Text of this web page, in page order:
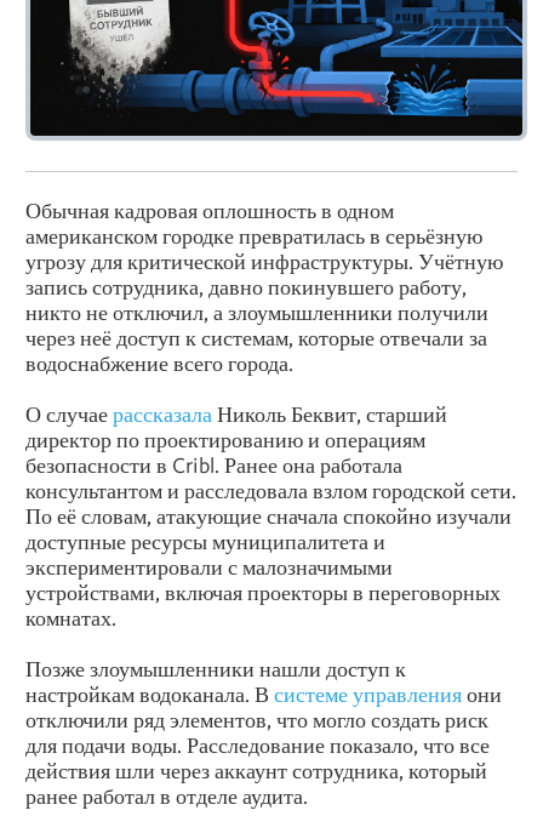
Обычная кадровая оплошность в одном
американском городке превратилась в серьёзную
угрозу для критической инфраструктуры. Учётную
запись сотрудника, давно покинувшего работу,
никто не отключил, а злоумышленники получили
через неё доступ к системам, которые отвечали за
водоснабжение всего города.
О случаерассказалаНиколь Беквит, старший
директор по проектированию и операциям
безопасности в Cribl. Ранее она работала
консультантом и расследовала взлом городской сети.
По её словам, атакующие сначала спокойно изучали
доступные ресурсы муниципалитета и
экспериментировали с малозначимыми
устройствами, включая проекторы в переговорных
комнатах.
Позже злоумышленники нашли доступ к
настройкам водоканала. В системе управленияони
отключили ряд элементов, что могло создать риск
для подачи воды. Расследование показало, что все
действия шли через аккаунт сотрудника, который
ранее работал в отделе аудита.